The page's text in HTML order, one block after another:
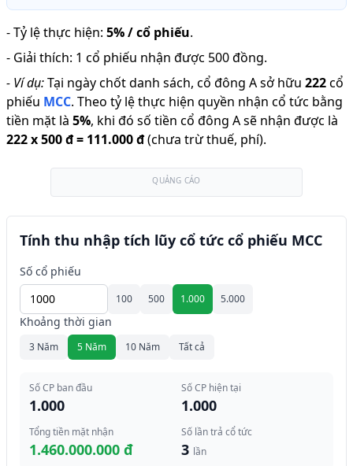
-Tỷ lệ thực hiện: 5% / cổ phiếu.
- Giải thích: 1 cổ phiếu nhận được 500 đồng.
- Ví dụ:Tại ngày chốt danh sách, cổ đông A sở hữu 222cổ
phiếu MCC. Theo tỷ lệ thực hiện quyền nhận cổ tức bằng
tiền mặt là 5%, khi đó số tiền cổ đông A sẽ nhận được là
222x500 đ= 111.000 đ(chưa trừ thuế, phí).
QUẢNG CÁO
Tính thu nhập tích lũy cổ tức cổ phiếu MCC
Số cổ phiếu
100 500 1.000 5.000
Khoảng thời gian
3 Năm 5 Năm 10 Năm Tất cả
Số CP ban đầu
1.000
Số CP hiện tại
1.000
Tổng tiền mặt nhận
1.460.000.000 đ
Số lần trả cổ tức
3 lần